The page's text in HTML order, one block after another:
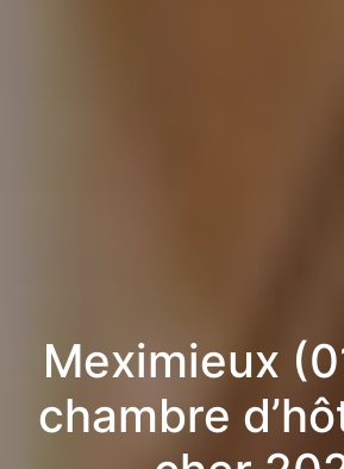
Meximieux
chambre